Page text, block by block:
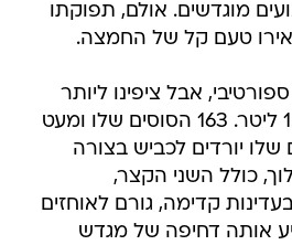
מוגדשים. אולם, תפוקתו
טעם קל של החמצה.
אבל ציפינו ליותר
ממנוע טורבו בנפח 1.6 ליטר. 163 הסוסים שלו ומעט
הקג"מים שלו יורדים לכביש בצורה
כולל השני הקצר,
קדימה, גורם לאוחזים
אותה דחיפה של מגדש